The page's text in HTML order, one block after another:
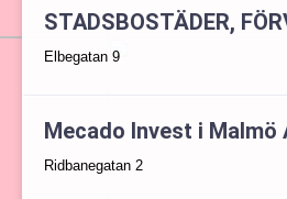
STADSBOSTÄDER,
Elbegatan 9
Mecado Invest i Malmö
Ridbanegatan 2